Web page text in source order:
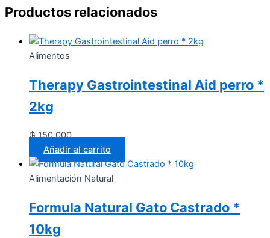
Productos relacionados
Alimentos
Therapy Gastrointestinal Aid perro *
2kg
₲150.000
Añadir al carrito
Alimentación Natural
Formula Natural Gato Castrado *
10kg